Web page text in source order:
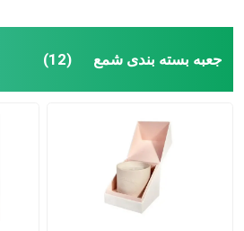
جعبه بسته بندی شمع (12)